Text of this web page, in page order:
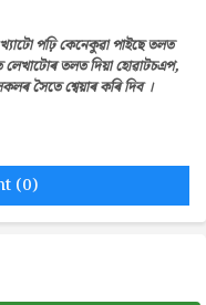
পঢ়ি কেনেকুৱা পাইছে তলত
লেখাটোৰ তলত দিয়া হোৱাটচএপ,
সৈতে শ্বেয়াৰ কৰি দিব ।
(0)